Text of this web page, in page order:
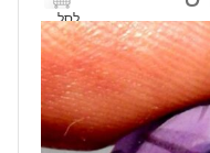
אמטיסט
מלוטש
לשיבוץ
-
קבושון
משקל:
לסל